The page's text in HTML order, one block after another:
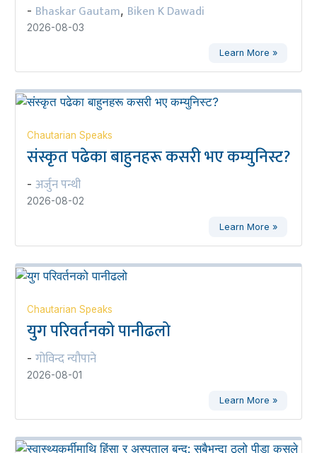
- Bhaskar Gautam, Biken K Dawadi
2026-08-03
Learn More »
Chautarian Speaks
संस्कृत पढेका बाहुनहरू कसरी भए कम्युनिस्ट?
- अर्जुन पन्थी
2026-08-02
Learn More »
Chautarian Speaks
युग परिवर्तनको पानीढलो
- गोविन्द न्यौपाने
2026-08-01
Learn More »